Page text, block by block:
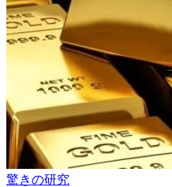
驚きの研究